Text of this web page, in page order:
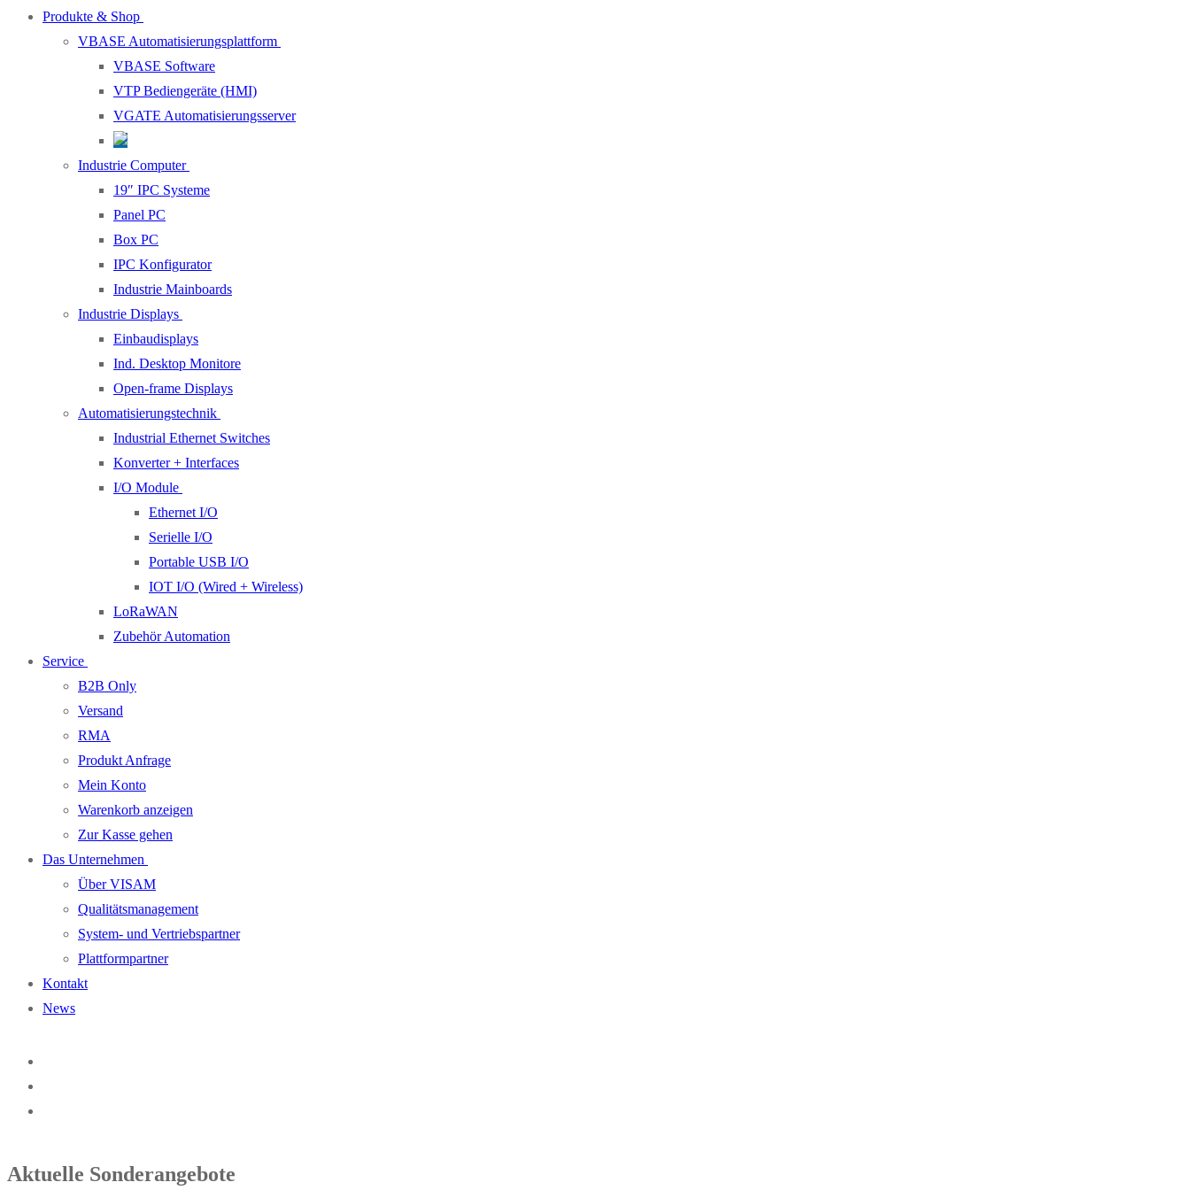
Produkte & Shop
VBASE Automatisierungsplattform
VBASE Software
VTP Bediengeräte (HMI)
VGATE Automatisierungsserver
Industrie Computer
19″ IPC Systeme
Panel PC
Box PC
IPC Konfigurator
Industrie Mainboards
Industrie Displays
Einbaudisplays
Ind. Desktop Monitore
Open-frame Displays
Automatisierungstechnik
Industrial Ethernet Switches
Konverter + Interfaces
I/O Module
Ethernet I/O
Serielle I/O
Portable USB I/O
IOT I/O (Wired + Wireless)
LoRaWAN
Zubehör Automation
Service
B2B Only
Versand
RMA
Produkt Anfrage
Mein Konto
Warenkorb anzeigen
Zur Kasse gehen
Das Unternehmen
Über VISAM
Qualitätsmanagement
System- und Vertriebspartner
Plattformpartner
Kontakt
News
Aktuelle Sonderangebote